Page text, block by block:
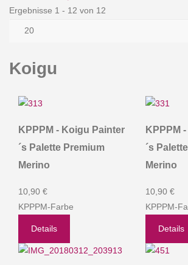
Ergebnisse 1 - 12 von 12
Koigu
KPPPM - Koigu Painter
´s Palette Premium
Merino
10,90 €
KPPPM-Farbe
Details
KPPPM
´s
Merino
10,90 €
KPPPM-
Details